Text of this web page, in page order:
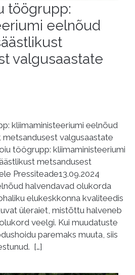
töögrupp:
eelnõud
valgusaastate
kliimaministeeriumi eelnõud
metsandusest valgusaastate
töögrupp: kliimaministeeriumi
metsandusest
Pressiteade13.09.2024
halvendavad olukorda
elukeskkonna kvaliteedis
üleraiet, mistõttu halveneb
veelgi. Kui muudatuste
paremaks muuta, siis
[…]